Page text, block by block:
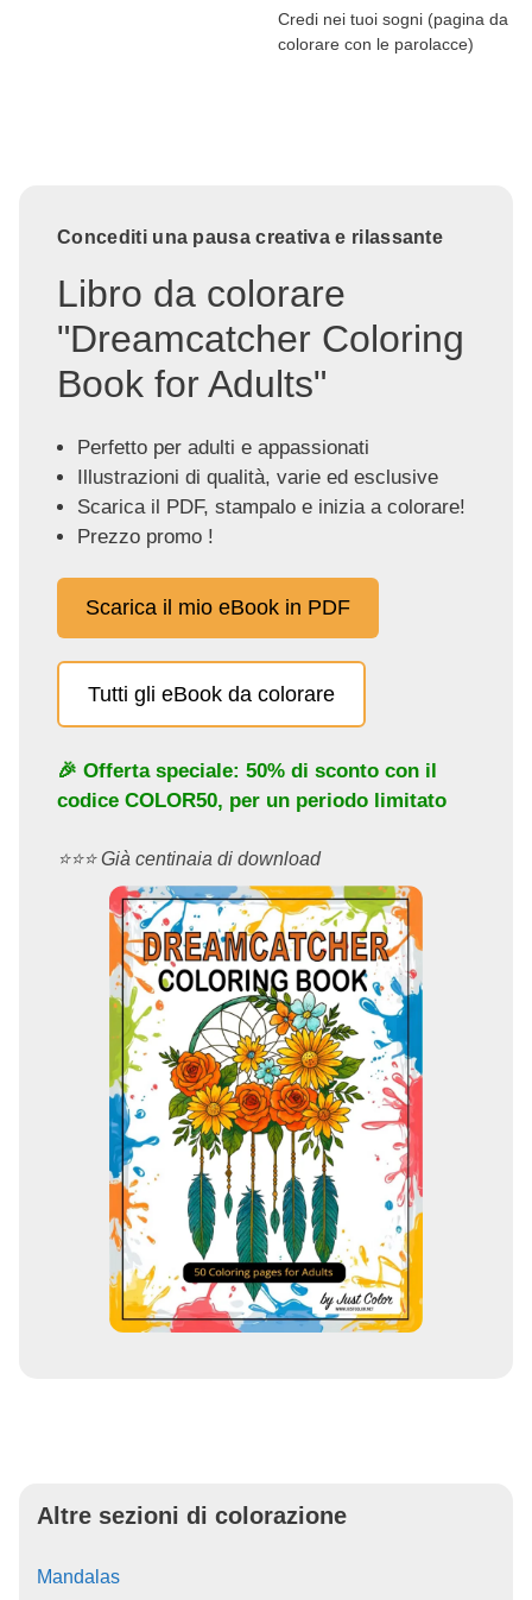
Credi nei tuoi sogni (pagina da
colorare con le parolacce)
Concediti una pausa creativa e rilassante
Libro da colorare
"Dreamcatcher Coloring
Book for Adults"
Perfetto per adulti e appassionati
Illustrazioni di qualità, varie ed esclusive
Scarica il PDF, stampalo e inizia a colorare!
Prezzo promo !
Scarica il mio eBook in PDF
Tutti gli eBook da colorare
🎉 Offerta speciale: 50% di sconto con il
codice COLOR50, per un periodo limitato
⭐️⭐️⭐️ Già centinaia di download
Altre sezioni di colorazione
Mandalas